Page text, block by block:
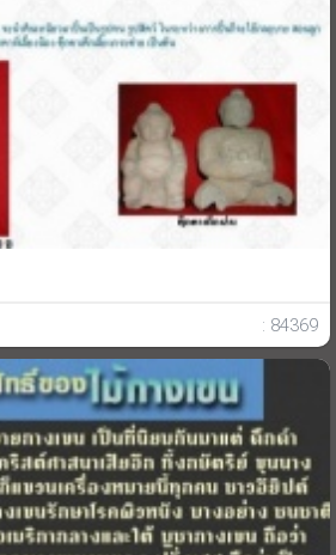
: 84369